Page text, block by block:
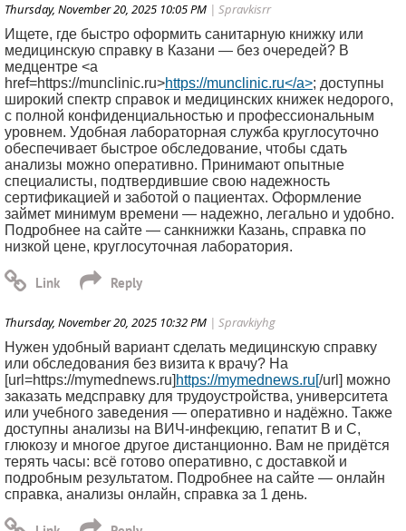
Thursday, November 20, 2025 10:05 PM | Spravkisrr
Ищете, где быстро оформить санитарную книжку или
медицинскую справку в Казани — без очередей? В
медцентре <a
href=https://munclinic.ru>https://munclinic.ru</a>; доступны
широкий спектр справок и медицинских книжек недорого,
с полной конфиденциальностью и профессиональным
уровнем. Удобная лабораторная служба круглосуточно
обеспечивает быстрое обследование, чтобы сдать
анализы можно оперативно. Принимают опытные
специалисты, подтвердившие свою надежность
сертификацией и заботой о пациентах. Оформление
займет минимум времени — надежно, легально и удобно.
Подробнее на сайте — санкнижки Казань, справка по
низкой цене, круглосуточная лаборатория.
Thursday, November 20, 2025 10:32 PM | Spravkiyhg
Нужен удобный вариант сделать медицинскую справку
или обследования без визита к врачу? На
[url=https://mymednews.ru] https://mymednews.ru[/url] можно
заказать медсправку для трудоустройства, университета
или учебного заведения — оперативно и надёжно. Также
доступны анализы на ВИЧ-инфекцию, гепатит B и C,
глюкозу и многое другое дистанционно. Вам не придётся
терять часы: всё готово оперативно, с доставкой и
подробным результатом. Подробнее на сайте — онлайн
справка, анализы онлайн, справка за 1 день.